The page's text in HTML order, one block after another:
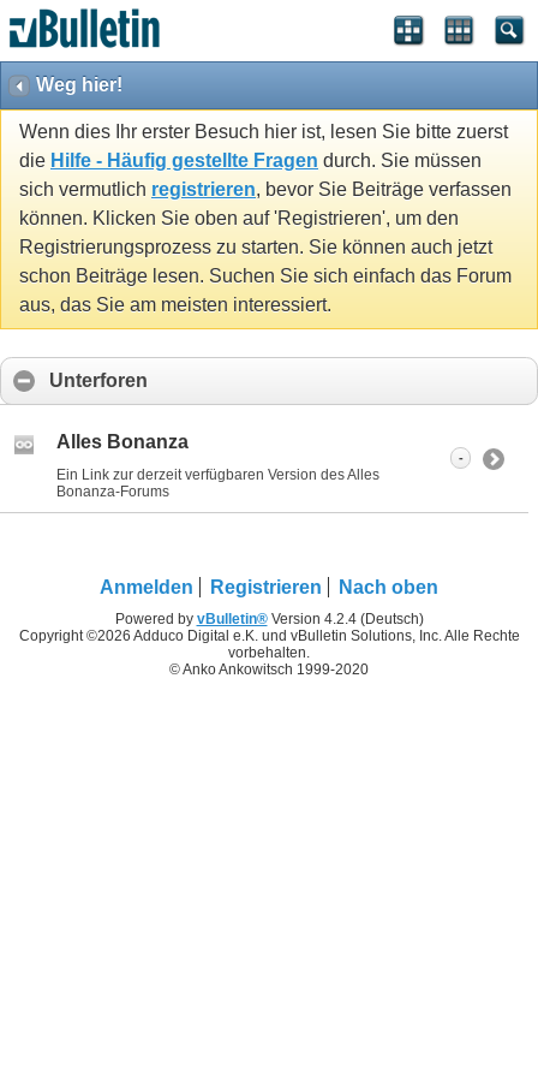
Weg hier!
Wenn dies Ihr erster Besuch hier ist, lesen Sie bitte zuerst
die Hilfe - Häufig gestellte Fragen durch. Sie müssen
sich vermutlich registrieren, bevor Sie Beiträge verfassen
können. Klicken Sie oben auf 'Registrieren', um den
Registrierungsprozess zu starten. Sie können auch jetzt
schon Beiträge lesen. Suchen Sie sich einfach das Forum
aus, das Sie am meisten interessiert.
Unterforen
Alles Bonanza
Ein Link zur derzeit verfügbaren Version des Alles
Bonanza-Forums
-
Anmelden Registrieren Nach oben
Powered by vBulletin®Version 4.2.4 (Deutsch)
Copyright ©2026 Adduco Digital e.K. und vBulletin Solutions, Inc. Alle Rechte
vorbehalten.
© Anko Ankowitsch 1999-2020